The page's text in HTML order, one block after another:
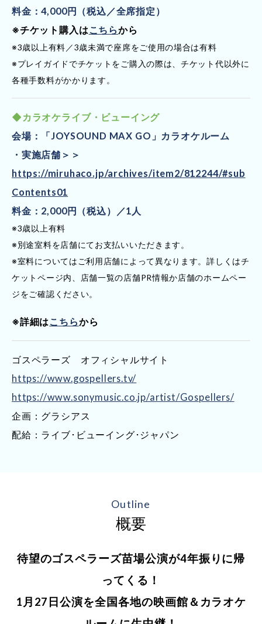
料金：4,000円（税込／全席指定）
※チケット購入は こちらから
※3歳以上有料／3歳未満で座席をご使用の場合は有料
※プレイガイドでチケットをご購入の際は、チケット代以外に
各種手数料がかかります。
◆カラオケライブ・ビューイング
会場：「JOYSOUND MAX GO」カラオケルーム
・実施店舗＞＞
https://miruhaco.jp/archives/item2/812244/#sub
Contents01
料金：2,000円（税込）／1人
※3歳以上有料
※別途室料を店舗にてお支払いいただきます。
※室料についてはご利用店舗によって異なります。詳しくはチ
ケットページ内、店舗一覧の店舗PR情報か店舗のホームペー
ジをご確認ください。
※詳細は こちらから
ゴスペラーズ オフィシャルサイト
https://www.gospellers.tv/
https://www.sonymusic.co.jp/artist/Gospellers/
企画：グラシアス
配給：ライブ･ビューイング･ジャパン
Outline
概要
待望のゴスペラーズ苗場公演が4年振りに帰
ってくる！
1月27日公演を全国各地の映画館＆カラオケ